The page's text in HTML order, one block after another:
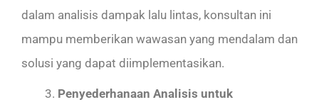
dalam analisis dampak lalu lintas, konsultan ini
mampu memberikan wawasan yang mendalam dan
solusi yang dapat diimplementasikan.
Penyederhanaan Analisis untuk